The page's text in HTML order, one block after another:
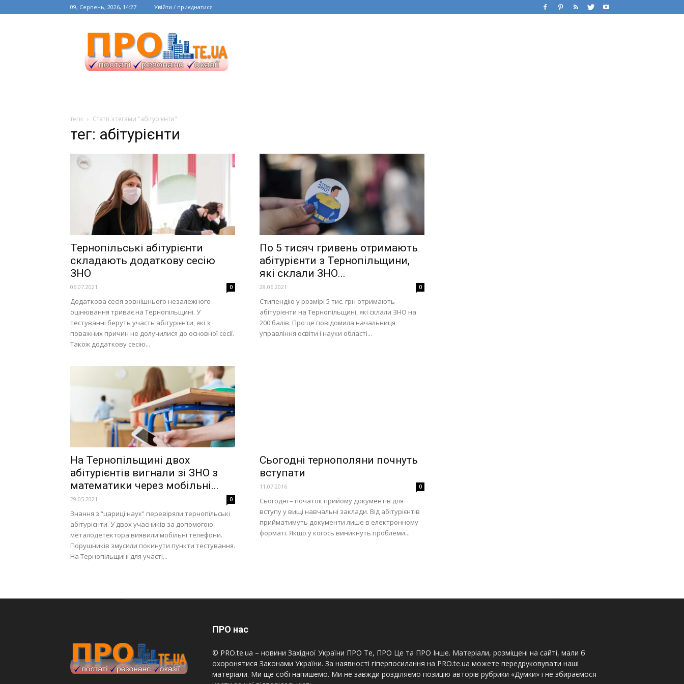
09, Серпень, 2026, 14:27 Увійти / приєднатися
теги Статті з тегами "абітурієнти"
тег: абітурієнти
Тернопільські абітурієнти
складають додаткову сесію
ЗНО
06.07.2021 0
Додаткова сесія зовнішнього незалежного
оцінювання триває на Тернопільщині. У
тестуванні беруть участь абітурієнти, які з
поважних причин не долучилися до основної сесії.
Також додаткову сесію...
По 5 тисяч гривень отримають
абітурієнти з Тернопільщини,
які склали ЗНО...
28.06.2021 0
Стипендію у розмірі 5 тис. грн отримають
абітурієнти на Тернопільщині, які склали ЗНО на
200 балів. Про це повідомила начальниця
управління освіти і науки області...
На Тернопільщині двох
абітурієнтів вигнали зі ЗНО з
математики через мобільні...
29.05.2021 0
Знання з “цариці наук” перевіряли тернопільські
абітурієнти. У двох учасників за допомогою
металодетектора виявили мобільні телефони.
Порушників змусили покинути пункти тестування.
На Тернопільщині для участі...
Сьогодні тернополяни почнуть
вступати
11.07.2016 0
Сьогодні – початок прийому документів для
вступу у вищі навчальні заклади. Від абітурієнтів
прийматимуть документи лише в електронному
форматі. Якщо у когось виникнуть проблеми...
ПРО нас
© PRO.te.ua – новини Західної України ПРО Те, ПРО Це та ПРО Інше. Матеріали, розміщені на сайті, мали б
охоронятися Законами України. За наявності гіперпосилання на PRO.te.ua можете передруковувати наші
матеріали. Ми ще собі напишемо. Ми не завжди розділяємо позицію авторів рубрики «Думки» і не збираємося